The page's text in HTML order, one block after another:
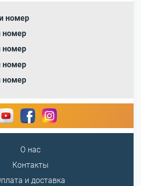
номер
номер
номер
номер
номер
О нас
Контакты
и доставка